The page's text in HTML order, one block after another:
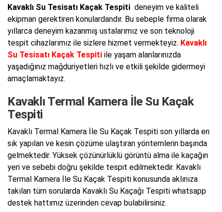
Kavaklı Su Tesisatı Kaçak Tespiti deneyim ve kaliteli
ekipman gerektiren konulardandır. Bu sebeple firma olarak
yıllarca deneyim kazanmış ustalarımız ve son teknoloji
tespit cihazlarımız ile sizlere hizmet vermekteyiz. Kavaklı
Su Tesisatı Kaçak Tespiti ile yaşam alanlarınızda
yaşadığınız mağduriyetleri hızlı ve etkili şekilde gidermeyi
amaçlamaktayız.
Kavaklı Termal Kamera İle Su Kaçak
Tespiti
Kavaklı Termal Kamera İle Su Kaçak Tespiti son yıllarda en
sık yapılan ve kesin çözüme ulaştıran yöntemlerin başında
gelmektedir. Yüksek çözünürlüklü görüntü alma ile kaçağın
yeri ve sebebi doğru şekilde tespit edilmektedir. Kavaklı
Termal Kamera İle Su Kaçak Tespiti konusunda aklınıza
takılan tüm sorularda Kavaklı Su Kaçağı Tespiti whatsapp
destek hattımız üzerinden cevap bulabilirsiniz.